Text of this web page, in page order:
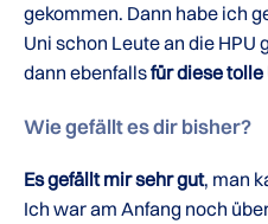
gekommen. Dann habe ich
Uni schon Leute an die HPU
dann ebenfallsfür diese
Wie gefällt es dir bisher?
Es gefällt mir sehr gut, man
Ich war am Anfang noch